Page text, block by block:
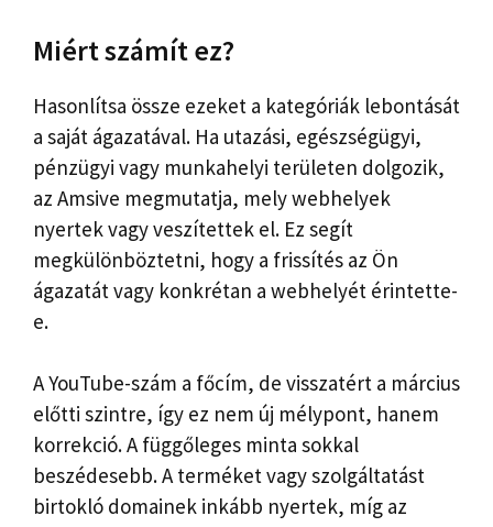
Miért számít ez?
Hasonlítsa össze ezeket a kategóriák lebontását
a saját ágazatával. Ha utazási, egészségügyi,
pénzügyi vagy munkahelyi területen dolgozik,
az Amsive megmutatja, mely webhelyek
nyertek vagy veszítettek el. Ez segít
megkülönböztetni, hogy a frissítés az Ön
ágazatát vagy konkrétan a webhelyét érintette-
e.
A YouTube-szám a főcím, de visszatért a március
előtti szintre, így ez nem új mélypont, hanem
korrekció. A függőleges minta sokkal
beszédesebb. A terméket vagy szolgáltatást
birtokló domainek inkább nyertek, míg az